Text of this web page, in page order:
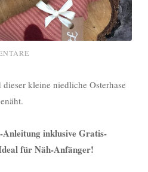
kleine niedliche Osterhase
Anleitung inklusive Gratis-
für Näh-Anfänger!